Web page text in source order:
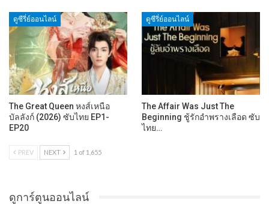
ดูซีรี่ย์ออนไลน์
The Great Queen หงส์เหนือ
บัลลังก์ (2026) ซับไทย EP1-
EP20
ดูซีรี่ย์ออนไลน์
The Affair Was Just The
Beginning ชู้รักอำพรางเลือด ซับ
ไทย…
PREV NEXT 1 of 1,655
ดูการ์ตูนออนไลน์